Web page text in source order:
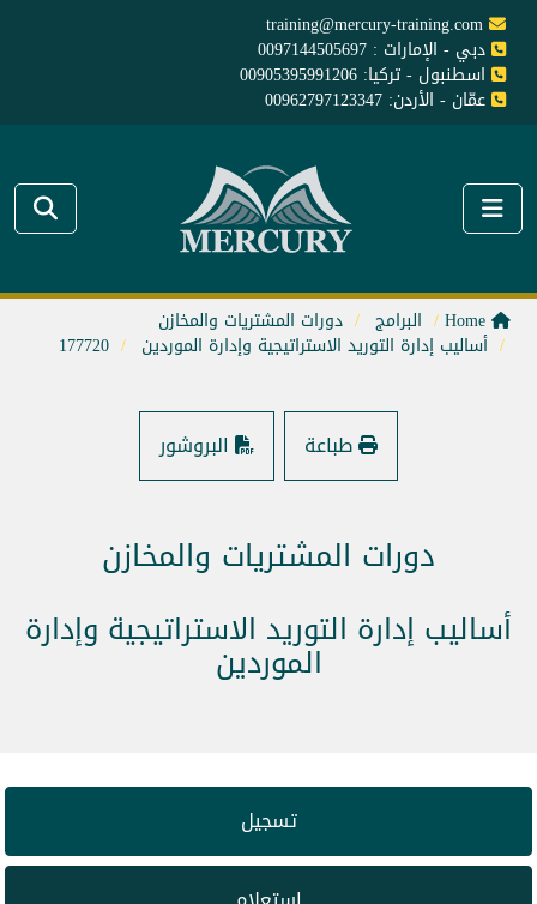
training@mercury-training.com
دبي - الإمارات : 0097144505697
اسطنبول - تركيا: 00905395991206
عمّان - الأردن: 00962797123347
البرامج دورات المشتريات والمخازن
أساليب إدارة التوريد الاستراتيجية وإدارة الموردين 177720
طباعة البروشور
دورات المشتريات والمخازن
أساليب إدارة التوريد الاستراتيجية وإدارة
الموردين
تسجيل